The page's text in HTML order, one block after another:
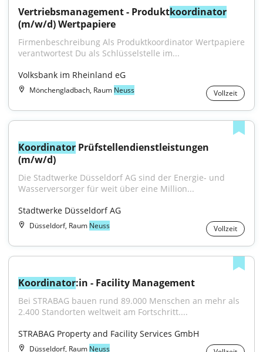
Vertriebsmanagement - Produktkoordinator
(m/w/d) Wertpapiere
Firmenbeschreibung Als Produktkoordinator Wertpapiere
verantwortest Du als Schlüsselstelle im...
Volksbank im Rheinland eG
Mönchengladbach, Raum Neuss Vollzeit
Koordinator Prüfstellendienstleistungen
(m/w/d)
Die Stadtwerke Düsseldorf AG sind der Energie- und
Wasserversorger für weit über eine Million...
Stadtwerke Düsseldorf AG
Düsseldorf, Raum Neuss Vollzeit
Koordinator:in - Facility Management
Bei STRABAG bauen rund 89.000 Menschen an mehr als
2.400 Standorten weltweit am Fortschritt....
STRABAG Property and Facility Services GmbH
Düsseldorf, Raum Neuss